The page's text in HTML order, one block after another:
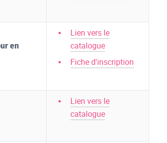
en
Lien vers le
catalogue
Fiche d'inscription
Lien vers le
catalogue